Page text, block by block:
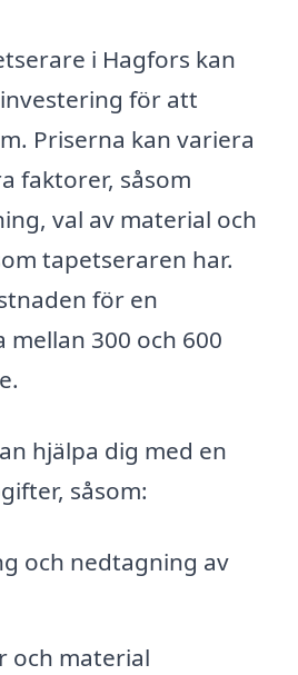
i Hagfors kan
för att
Priserna kan variera
faktorer, såsom
val av material och
tapetseraren har.
för en
300 och 600
hjälpa dig med en
såsom:
och nedtagning av
och material